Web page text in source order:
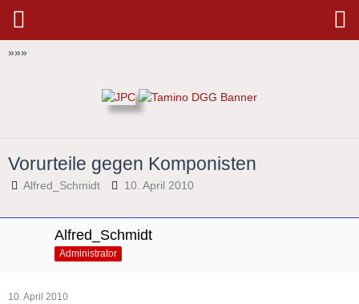
»»»
Vorurteile gegen Komponisten
Alfred_Schmidt 10. April 2010
Alfred_Schmidt
Administrator
10. April 2010